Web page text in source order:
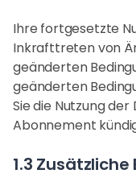
Ihre fortgesetzte
Inkrafttreten von
geänderten
geänderten
Sie die Nutzung
Abonnement
1.3